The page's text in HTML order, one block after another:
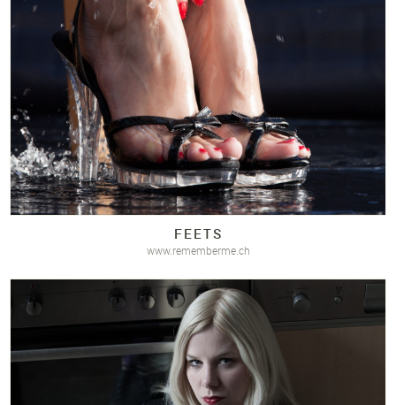
FEETS
www.rememberme.ch